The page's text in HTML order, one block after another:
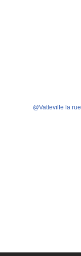
@Vatteville la rue